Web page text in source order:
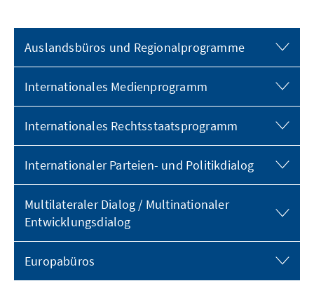
Auslandsbüros und Regionalprogramme
Internationales Medienprogramm
Internationales Rechtsstaatsprogramm
Internationaler Parteien- und Politikdialog
Multilateraler Dialog / Multinationaler
Entwicklungsdialog
Europabüros